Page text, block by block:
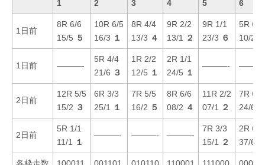
1 2 3 4 5 6
1日前
8R 6/6
15/5 ５
10R 6/5
16/3 １
8R 4/4
13/3 ４
9R 2/2
13/1
２
9R 1/1
23/3 ６
5R 6/6
10/2
1日前 ———-
5R 4/4
21/6 ３
1R 2/2
12/5 １
2R 1/1
24/5 １
———-
2日前
12R 5/5
15/2 ３
6R 3/3
25/1
１
7R 5/5
16/2 ５
8R 6/6
08/2 ４
11R 2/2
07/1
２
7R 6/6
24/6
2日前
5R 1/1
11/1
１
———- ———- ———-
7R 3/3
15/1
２
2R 6/6
37/6